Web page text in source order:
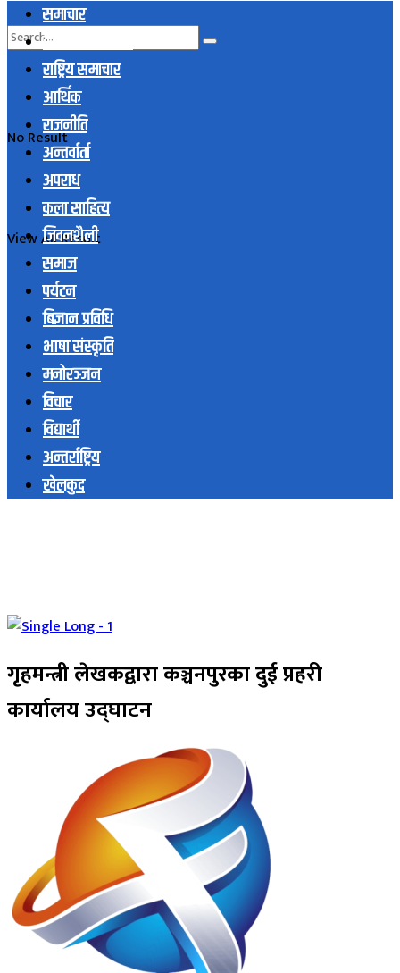
No Result
View All Result
समाचार
स्थानिय समाचार
राष्ट्रिय समाचार
आर्थिक
राजनीति
अन्तर्वार्ता
अपराध
कला साहित्य
जिवनशैली
समाज
पर्यटन
बिज्ञान प्रविधि
भाषा संस्कृति
मनोरञ्जन
विचार
विद्यार्थी
अन्तर्राष्ट्रिय
खेलकुद
गृहमन्त्री लेखकद्वारा कञ्चनपुरका दुई प्रहरी
कार्यालय उद्घाटन